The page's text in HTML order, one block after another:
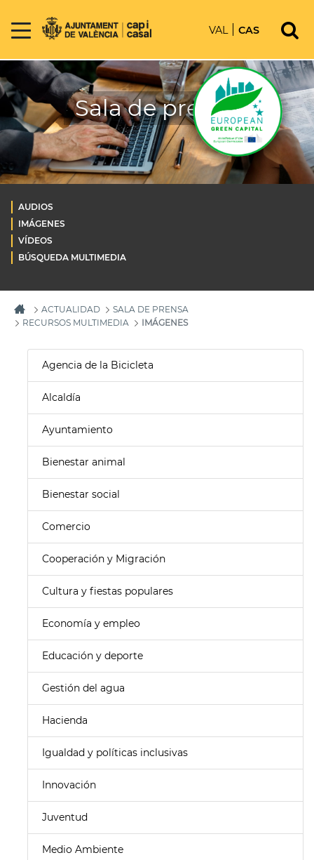
VAL CAS
Sala de prensa
AUDIOS
IMÁGENES
VÍDEOS
BÚSQUEDA MULTIMEDIA
ACTUALIDAD
SALA DE PRENSA
RECURSOS MULTIMEDIA
IMÁGENES
Agencia de la Bicicleta
Alcaldía
Ayuntamiento
Bienestar animal
Bienestar social
Comercio
Cooperación y Migración
Cultura y fiestas populares
Economía y empleo
Educación y deporte
Gestión del agua
Hacienda
Igualdad y políticas inclusivas
Innovación
Juventud
Medio Ambiente